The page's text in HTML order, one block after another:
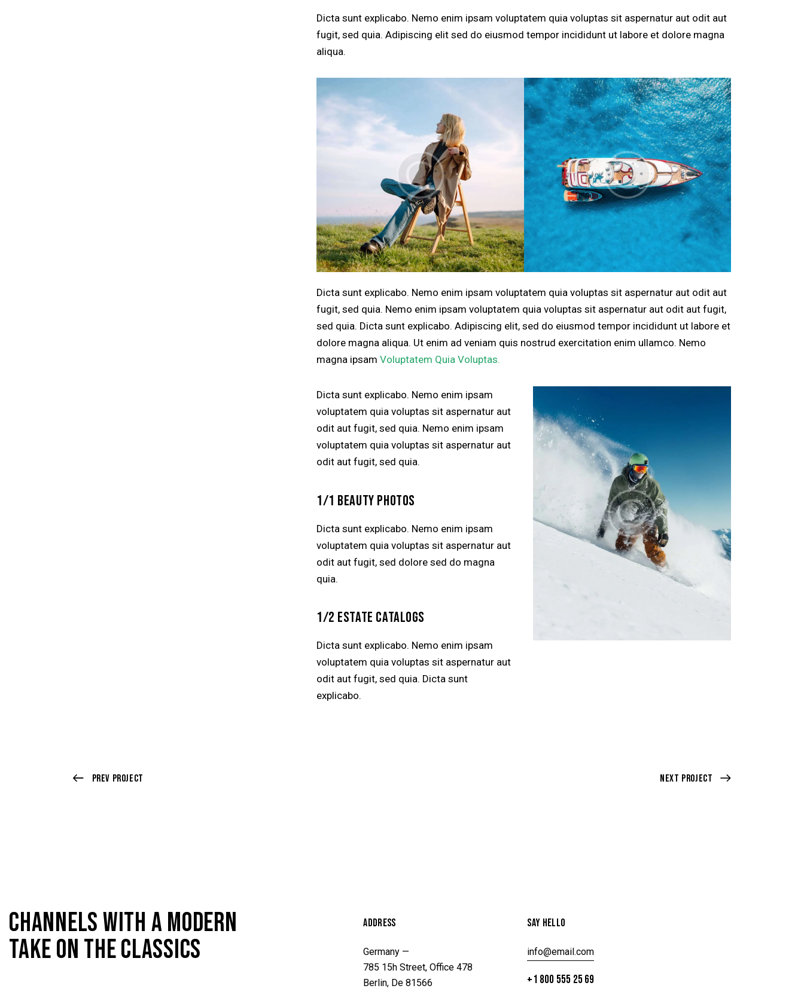
Dicta sunt explicabo. Nemo enim ipsam voluptatem quia voluptas sit aspernatur aut odit aut
fugit, sed quia. Adipiscing elit sed do eiusmod tempor incididunt ut labore et dolore magna
aliqua.
Dicta sunt explicabo. Nemo enim ipsam voluptatem quia voluptas sit aspernatur aut odit aut
fugit, sed quia. Nemo enim ipsam voluptatem quia voluptas sit aspernatur aut odit aut fugit,
sed quia. Dicta sunt explicabo. Adipiscing elit, sed do eiusmod tempor incididunt ut labore et
dolore magna aliqua. Ut enim ad veniam quis nostrud exercitation enim ullamco. Nemo
magna ipsam Voluptatem Quia Voluptas.
Dicta sunt explicabo. Nemo enim ipsam
voluptatem quia voluptas sit aspernatur aut
odit aut fugit, sed quia. Nemo enim ipsam
voluptatem quia voluptas sit aspernatur aut
odit aut fugit, sed quia.
1/1 BEAUTY PHOTOS
Dicta sunt explicabo. Nemo enim ipsam
voluptatem quia voluptas sit aspernatur aut
odit aut fugit, sed dolore sed do magna
quia.
1/2 ESTATE CATALOGS
Dicta sunt explicabo. Nemo enim ipsam
voluptatem quia voluptas sit aspernatur aut
odit aut fugit, sed quia. Dicta sunt
explicabo.
Prev Project Next Project
CHANNELS WITH A MODERN
TAKE ON THE CLASSICS
ADDRESS
Germany —
785 15h Street, Office 478
Berlin, De 81566
SAY HELLO
info@email.com
+1 800 555 25 69